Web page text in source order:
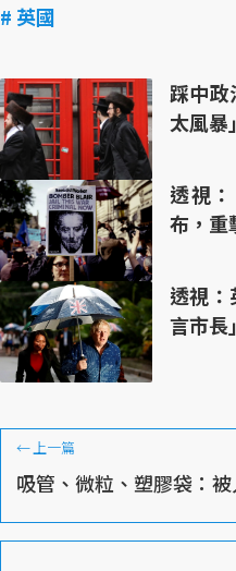
# 英國
踩中
太風暴」
透視
布，重
透視：
言市長
← 上一篇
吸管、微粒、塑膠袋：